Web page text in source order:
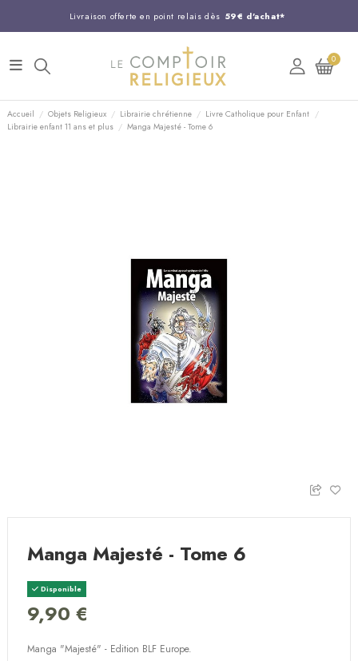
Livraison offerte en point relais dès 59€ d'achat*
Entreprise Française familiale
Support client disponible au 03 20 24 74 15
Commandez avant 14H, expédition le jour même !
0
Accueil Objets Religieux Librairie chrétienne
Livre Catholique pour Enfant
Librairie enfant 11 ans et plus
Manga Majesté - Tome 6
Manga Majesté - Tome 6
Disponible
9,90 €
Manga "Majesté" - Edition BLF Europe.